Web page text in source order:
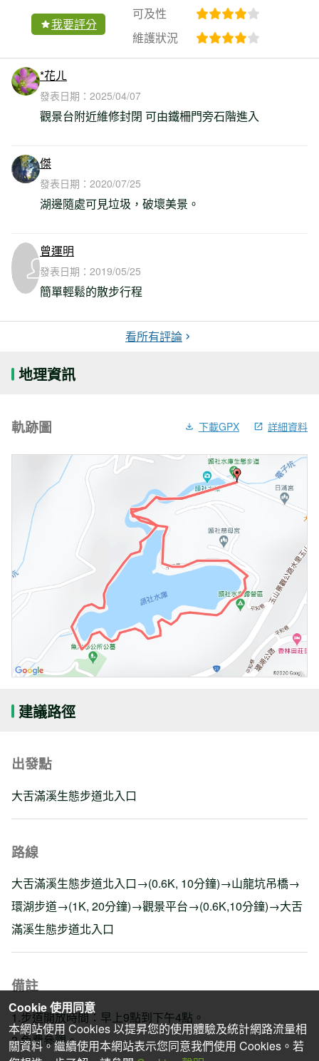
我要評分
可及性
維護狀況
*花ㄦ
發表日期： 2025/04/07
觀景台附近維修封閉 可由鐵柵門旁石階進入
傑
發表日期： 2020/07/25
湖邊隨處可見垃圾，破壞美景。
曾運明
發表日期： 2019/05/25
簡單輕鬆的散步行程
看所有評論
地理資訊
軌跡圖 下載GPX 詳細資料
建議路徑
出發點
大舌滿溪生態步道北入口
路線
大舌滿溪生態步道北入口→(0.6K, 10分鐘)→山龍坑吊橋→
環湖步道→(1K, 20分鐘)→觀景平台→(0.6K,10分鐘)→大舌
滿溪生態步道北入口
備註
1.步道開放時間：早上9點到下午4點。
2.免費參觀。
Cookie 使用同意
本網站使用 Cookies 以提昇您的使用體驗及統計網路流量相
關資料。繼續使用本網站表示您同意我們使用 Cookies。若